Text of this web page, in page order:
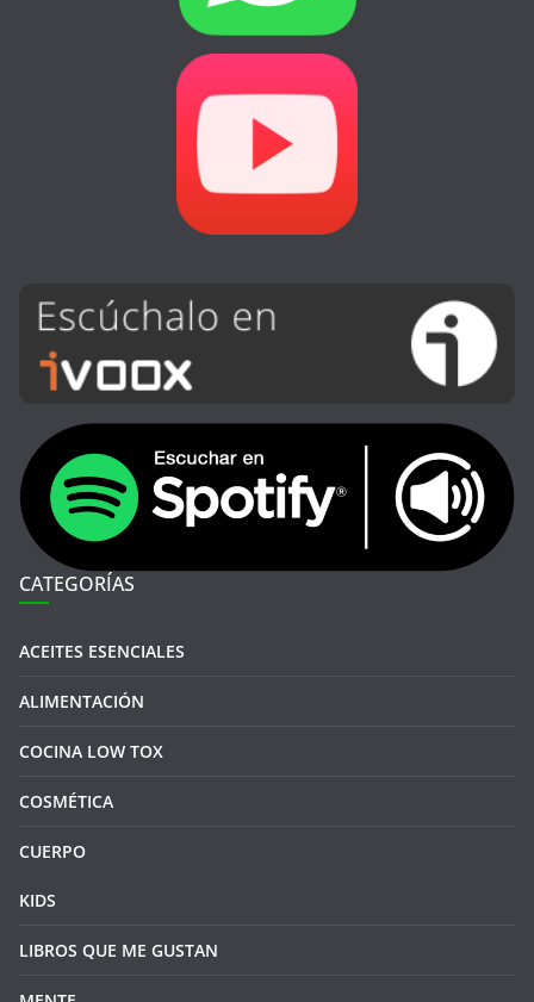
CATEGORÍAS
ACEITES ESENCIALES
ALIMENTACIÓN
COCINA LOW TOX
COSMÉTICA
CUERPO
KIDS
LIBROS QUE ME GUSTAN